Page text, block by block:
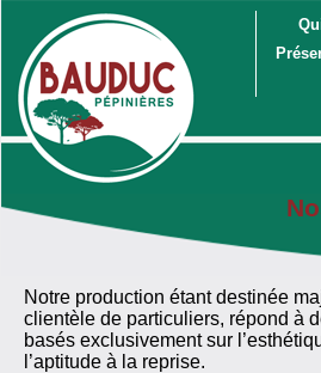
Notre production étant destinée
clientèle de particuliers, répond à
basés exclusivement sur
l’aptitude à la reprise.